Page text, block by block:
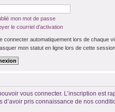
mon mot de passe
le courriel d’activation
connecter automatiquement lors de chaque
mon statut en ligne lors de cette session
vous connecter. L’inscription est
d’avoir pris connaissance de nos